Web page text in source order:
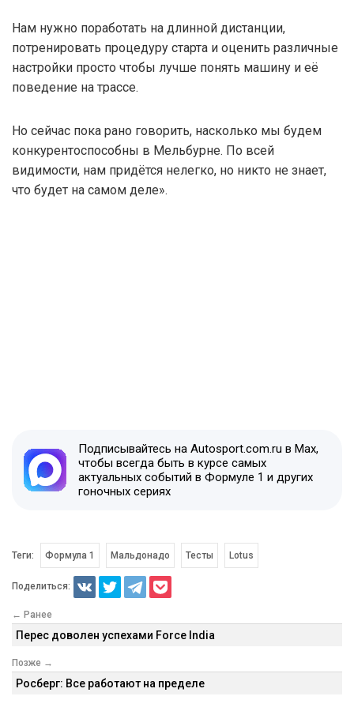
Нам нужно поработать на длинной дистанции,
потренировать процедуру старта и оценить различные
настройки просто чтобы лучше понять машину и её
поведение на трассе.
Но сейчас пока рано говорить, насколько мы будем
конкурентоспособны в Мельбурне. По всей
видимости, нам придётся нелегко, но никто не знает,
что будет на самом деле».
Подписывайтесь на Autosport.com.ru в Max,
чтобы всегда быть в курсе самых
актуальных событий в Формуле 1 и других
гоночных сериях
Теги: Формула 1 Мальдонадо Тесты Lotus
Поделиться:
← Ранее
Перес доволен успехами Force India
Позже →
Росберг: Все работают на пределе